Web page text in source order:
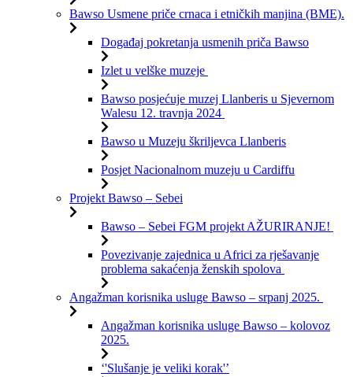
Bawso Usmene priče crnaca i etničkih manjina (BME).
Događaj pokretanja usmenih priča Bawso
Izlet u velške muzeje
Bawso posjećuje muzej Llanberis u Sjevernom
Walesu 12. travnja 2024
Bawso u Muzeju škriljevca Llanberis
Posjet Nacionalnom muzeju u Cardiffu
Projekt Bawso – Sebei
Bawso – Sebei FGM projekt AŽURIRANJE!
Povezivanje zajednica u Africi za rješavanje
problema sakaćenja ženskih spolova
Angažman korisnika usluge Bawso – srpanj 2025.
Angažman korisnika usluge Bawso – kolovoz
2025.
‘'Slušanje je veliki korak'’